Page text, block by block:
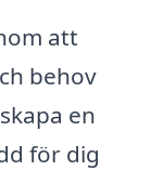
att
behov
en
för dig